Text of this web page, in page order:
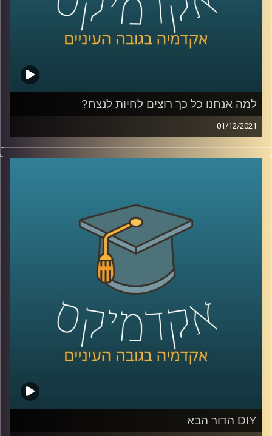
לשיחה עם ד"ר אורי ליפשין על פסיכולוגיה
אקזיסטנציאליסטית והרצון לחיות לנצח– לחצו כאן
לשיחה עם ד"ר אורי ליפשין על "מוטיבציה לחוסר אונים" –
לחצו כאן
קרדיט תמונות:AudioVersity
למה אנחנו כל כך רוצים לחיות לנצח?
01/12/2021
אף על פי שברור לנו שאין לנו אפשרות לחיות לנצח מדובר
בכמיהה שקיימת בכולנו.
אקזיסטנציאליסטית (קיומית) על הביטויים של הרצון לחיות
לנצח בחיינו, הצורך הפסיכולוגי בהמשכיות, היבטים
פסיכולוגים בהתנהגותנו במצב סכנה (למשל: מלחמה או
מגיפה) וגם, למה אנחנו כל כך מפחדים מהמוות.
לשיחה עם ד"ר אורי ליפשין על מגיפת הפרידות בתקופת
לחצו כאן
לשיחה עם ד"ר אורי ליפשין על "מוטיבציה לחוסר אונים" –
DIY הדור הבא